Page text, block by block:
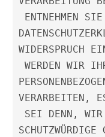
WIDERSPRUCH
VERARBEITEN,